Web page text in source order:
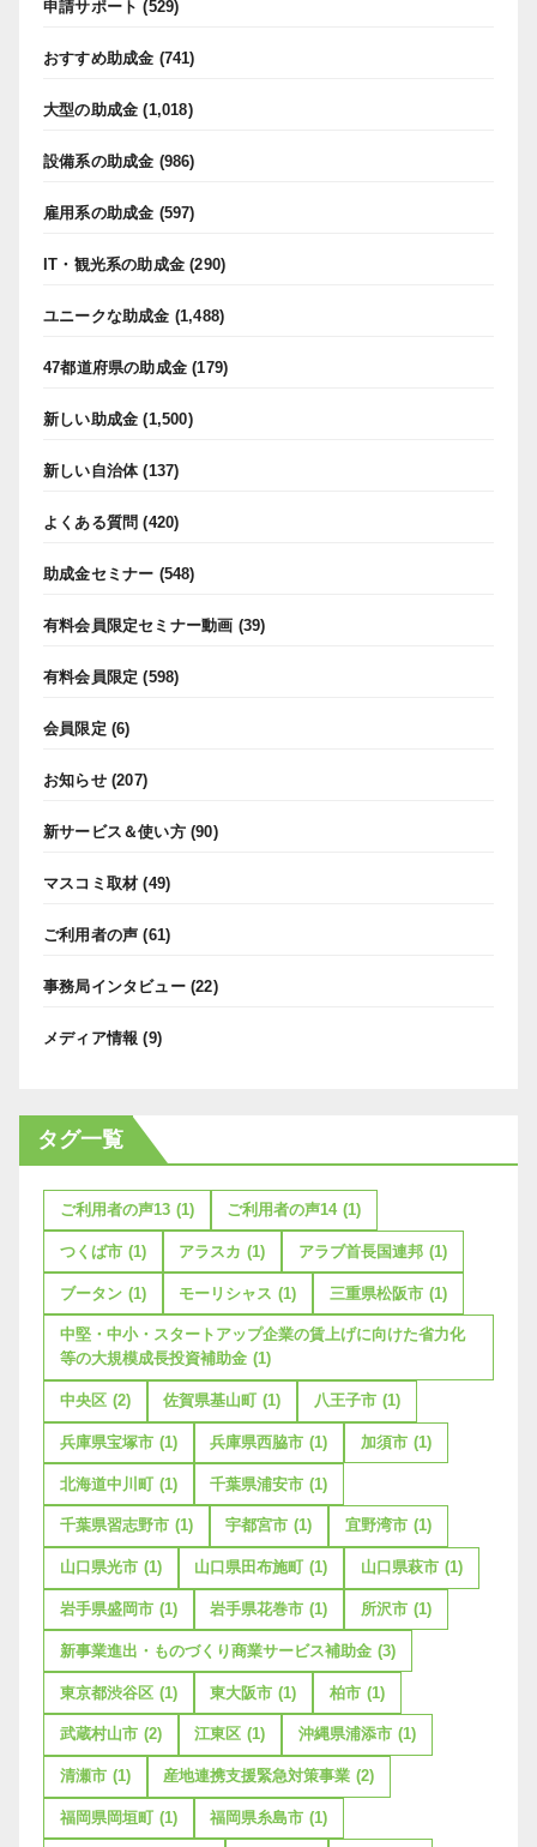
申請サポート (529)
おすすめ助成金 (741)
大型の助成金 (1,018)
設備系の助成金 (986)
雇用系の助成金 (597)
IT・観光系の助成金 (290)
ユニークな助成金 (1,488)
47都道府県の助成金 (179)
新しい助成金 (1,500)
新しい自治体(137)
よくある質問 (420)
助成金セミナー (548)
有料会員限定セミナー動画 (39)
有料会員限定 (598)
会員限定 (6)
お知らせ(207)
新サービス＆使い方(90)
マスコミ取材 (49)
ご利用者の声 (61)
事務局インタビュー(22)
メディア情報 (9)
タグ一覧
ご利用者の声13 (1) ご利用者の声14 (1)
つくば市 (1) アラスカ (1) アラブ首長国連邦 (1)
ブータン (1) モーリシャス (1) 三重県松阪市 (1)
中堅・中小・スタートアップ企業の賃上げに向けた省力化
等の大規模成長投資補助金 (1)
中央区 (2) 佐賀県基山町 (1) 八王子市 (1)
兵庫県宝塚市 (1) 兵庫県西脇市 (1) 加須市 (1)
北海道中川町 (1) 千葉県浦安市 (1)
千葉県習志野市 (1) 宇都宮市 (1) 宜野湾市 (1)
山口県光市 (1) 山口県田布施町 (1) 山口県萩市 (1)
岩手県盛岡市 (1) 岩手県花巻市 (1) 所沢市 (1)
新事業進出・ものづくり商業サービス補助金 (3)
東京都渋谷区 (1) 東大阪市 (1) 柏市 (1)
武蔵村山市 (2) 江東区 (1) 沖縄県浦添市 (1)
清瀬市 (1) 産地連携支援緊急対策事業 (2)
福岡県岡垣町 (1) 福岡県糸島市 (1)